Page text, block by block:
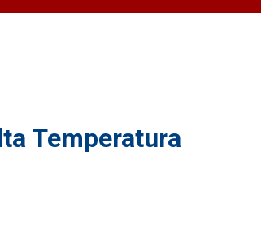
Temperatura